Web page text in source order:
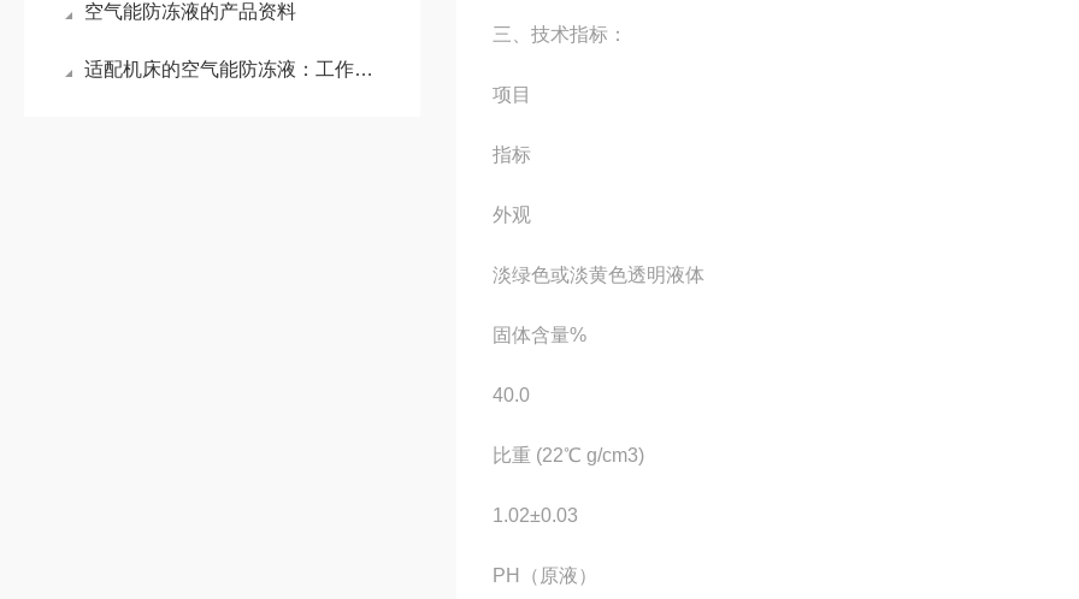
空气能防冻液的产品资料
适配机床的空气能防冻液：工作原理与核心优势解析
三、技术指标：
项目
指标
外观
淡绿色或淡黄色透明液体
固体含量%
40.0
比重 (22℃ g/cm3)
1.02±0.03
PH（原液）